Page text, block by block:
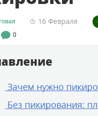
16 Февраля
0
Зачем нужно
Без пикирования: